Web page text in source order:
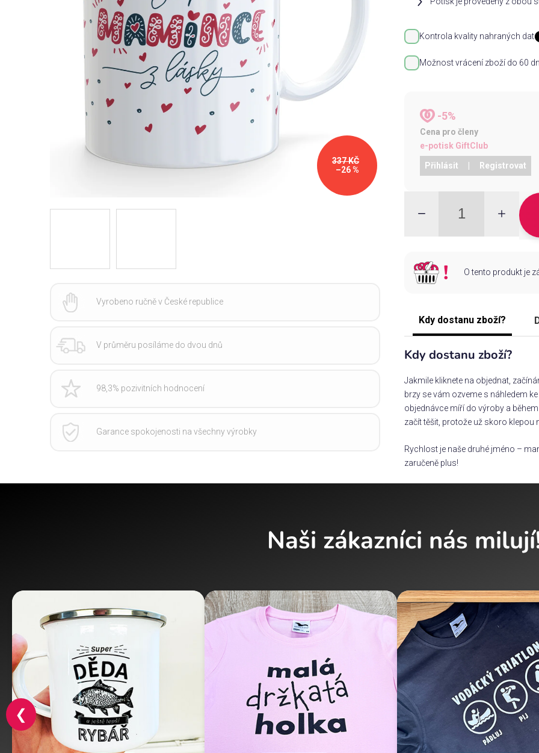
Kontrola kvality nahraných dat
Možnost vrácení zboží do 60
-5%
Cena pro členy
e-potisk GiftClub
Přihlásit Registrovat
O tento produkt je
Kdy dostanu zboží?
Kdy dostanu zboží?
Jakmile kliknete na objednat,
brzy se vám ozveme s náhledem
objednávce míří do výroby a
začít těšit, protože už skoro klepou
Rychlost je naše druhé jméno –
zaručeně plus!
337 KČ
–26 %
Vyrobeno ručně v České republice
V průměru posíláme do dvou dnů
98,3% pozivitních hodnocení
Garance spokojenosti na všechny výrobky
Naši zákazníci nás
❮